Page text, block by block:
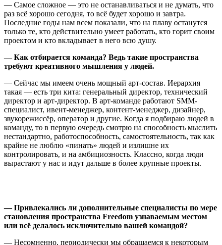
— Самое сложное — это не останавливаться и не думать, что
раз всё хорошо сегодня, то всё будет хорошо и завтра.
Последние годы нам всем показали, что на плаву останутся
только те, кто действительно умеет работать, кто горит своим
проектом и кто вкладывает в него всю душу.
— Как отбирается команда? Ведь такие пространства
требуют креативного мышления у людей.
— Сейчас мы имеем очень мощный арт-состав. Иерархия
такая — есть три кита: генеральный директор, технический
директор и арт-директор. В арт-команде работают SMM-
специалист, ивент-менеджер, контент-менеджер, дизайнер,
звукорежиссёр, оператор и другие. Когда я подбираю людей в
команду, то в первую очередь смотрю на способность мыслить
нестандартно, работоспособность, самостоятельность, так как
крайне не люблю «пинать» людей и излишне их
контролировать, и на амбициозность. Классно, когда люди
вырастают у нас и идут дальше в более крупные проекты.
— Привлекались ли дополнительные специалисты по мере
становления пространства Freedom узнаваемым местом
или всё делалось исключительно вашей командой?
— Несомненно, периодически мы обращаемся к некоторым